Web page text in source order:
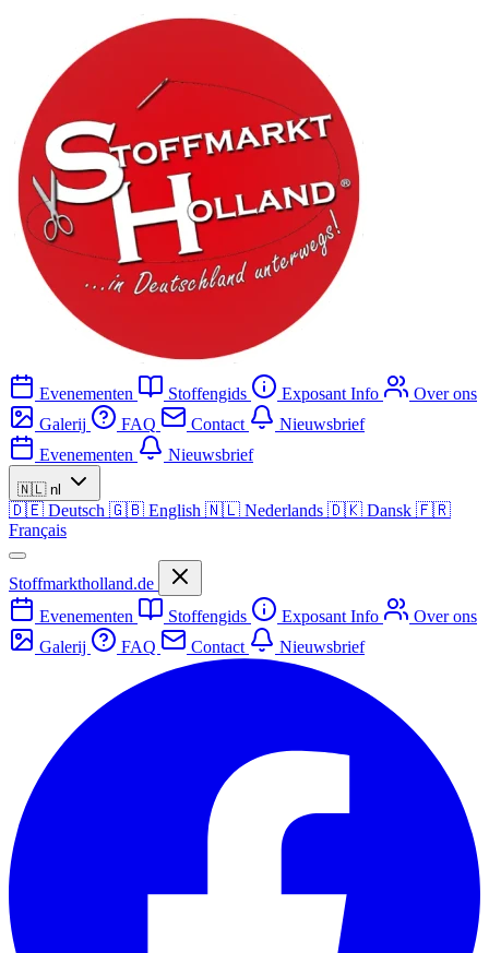
Evenementen Stoffengids Exposant Info
Over ons
Galerij
FAQ Contact
Nieuwsbrief
Evenementen
Nieuwsbrief
🇳🇱 nl
🇩🇪 Deutsch 🇬🇧 English 🇳🇱 Nederlands 🇩🇰 Dansk 🇫🇷
Français
Stoffmarktholland.de
Evenementen
Stoffengids Exposant Info
Over ons
Galerij
FAQ Contact Nieuwsbrief